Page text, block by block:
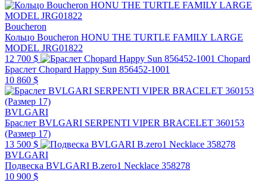
Boucheron
Кольцо Boucheron HONU THE TURTLE FAMILY LARGE
MODEL JRG01822
12 700 $
Chopard
Браслет Chopard Happy Sun 856452-1001
10 860 $
BVLGARI
Браслет BVLGARI SERPENTI VIPER BRACELET 360153
(Размер 17)
13 500 $
BVLGARI
Подвеска BVLGARI B.zero1 Necklace 358278
10 900 $